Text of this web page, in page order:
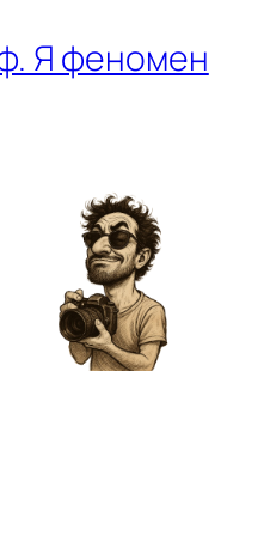
Я феномен